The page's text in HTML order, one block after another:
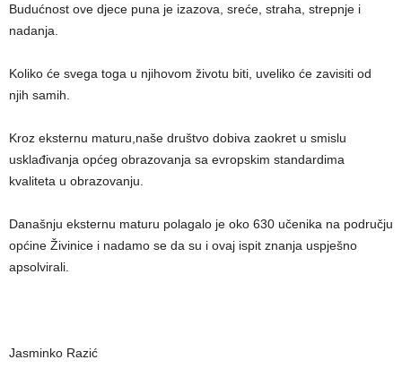
Budućnost ove djece puna je izazova, sreće, straha, strepnje i
nadanja.
Koliko će svega toga u njihovom životu biti, uveliko će zavisiti od
njih samih.
Kroz eksternu maturu,naše društvo dobiva zaokret u smislu
usklađivanja općeg obrazovanja sa evropskim standardima
kvaliteta u obrazovanju.
Današnju eksternu maturu polagalo je oko 630 učenika na području
općine Živinice i nadamo se da su i ovaj ispit znanja uspješno
apsolvirali.
Jasminko Razić